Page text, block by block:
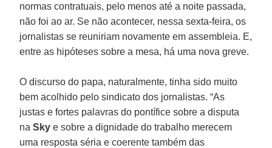
normas contratuais, pelo menos até a noite passada,
não foi ao ar. Se não acontecer, nessa sexta-feira, os
jornalistas se reuniriam novamente em assembleia. E,
entre as hipóteses sobre a mesa, há uma nova greve.
O discurso do papa, naturalmente, tinha sido muito
bem acolhido pelo sindicato dos jornalistas. “As
justas e fortes palavras do pontífice sobre a disputa
naSky e sobre a dignidade do trabalho merecem
uma resposta séria e coerente também das